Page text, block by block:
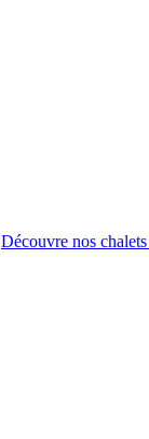
Découvre nos